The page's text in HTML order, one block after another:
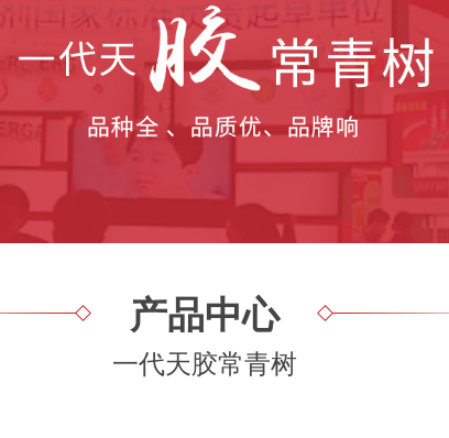
产品中心
一代天胶常青树